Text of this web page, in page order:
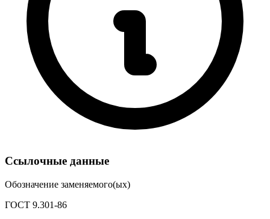
Ссылочные данные
Обозначение заменяемого(ых)
ГОСТ 9.301-86